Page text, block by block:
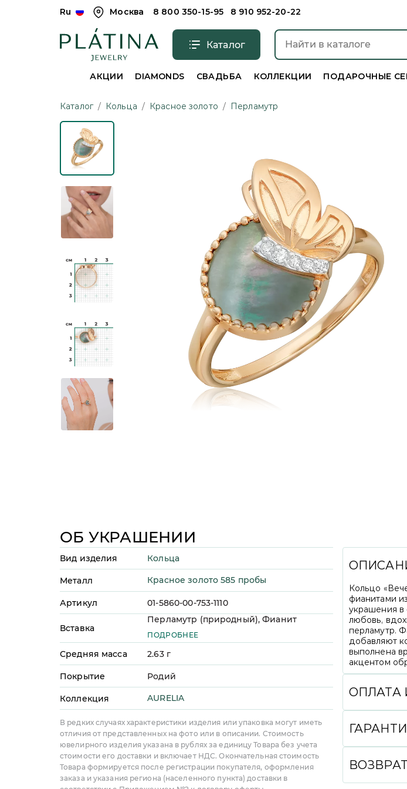
Ru Москва 8 800 350-15-95 8 910 952-20-22
Каталог
АКЦИИ DIAMONDS СВАДЬБА КОЛЛЕКЦИИ ПОДАРОЧНЫЕ
Каталог / Кольца / Красное золото / Перламутр
ОБ УКРАШЕНИИ
Вид изделия Кольца
Металл Красное золото 585 пробы
Артикул 01-5860-00-753-1110
Вставка
Перламутр (природный), Фианит
(недрагоценные вставки)
ПОДРОБНЕЕ
Средняя масса 2.63г
Покрытие Родий
Коллекция AURELIA
В редких случаях характеристики изделия или упаковка могут иметь
отличия от представленных на фото или в описании. Стоимость
ювелирного изделия указана в рублях за единицу Товара без учета
стоимости его доставки и включает НДС. Окончательная стоимость
Товара формируется после регистрации покупателя, оформления
заказа и указания региона (населенного пункта) доставки в
Кольцо
фианитами
украшения в
любовь,
перламутр.
добавляют
выполнена
акцентом
ОПЛАТА
СБП,
а также при
CDEK и
доставки,
на каждое
пробирной